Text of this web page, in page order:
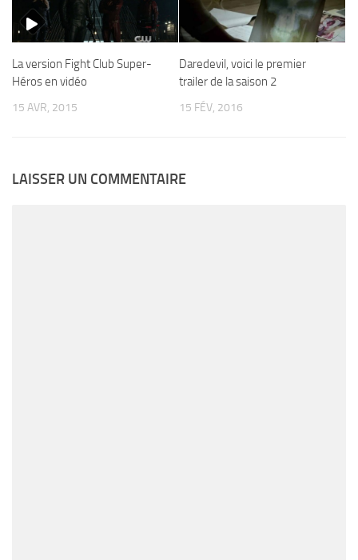
La version Fight Club Super-
Héros en vidéo
15 AVR, 2015
Daredevil, voici le premier
trailer de la saison 2
15 FÉV, 2016
LAISSER UN COMMENTAIRE